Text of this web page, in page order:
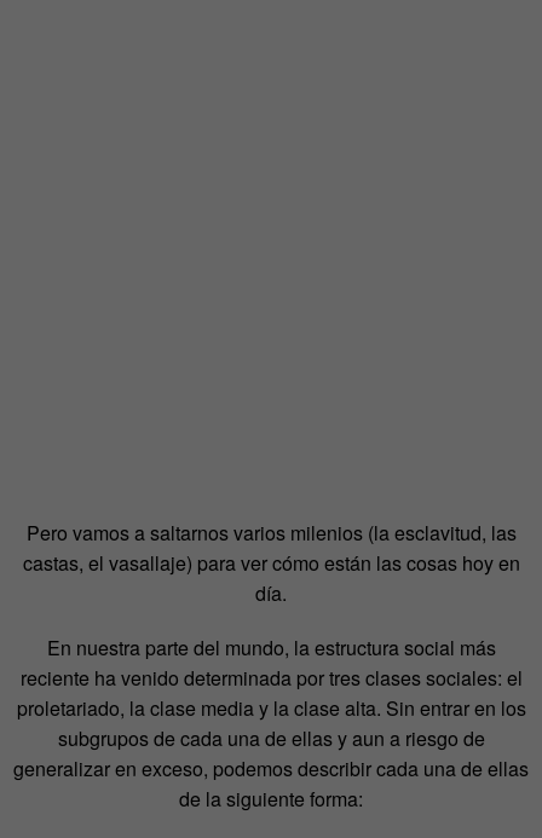
Pero vamos a saltarnos varios milenios (la esclavitud, las
castas, el vasallaje) para ver cómo están las cosas hoy en
día.
En nuestra parte del mundo, la estructura social más
reciente ha venido determinada por tres clases sociales: el
proletariado, la clase media y la clase alta. Sin entrar en los
subgrupos de cada una de ellas y aun a riesgo de
generalizar en exceso, podemos describir cada una de ellas
de la siguiente forma: